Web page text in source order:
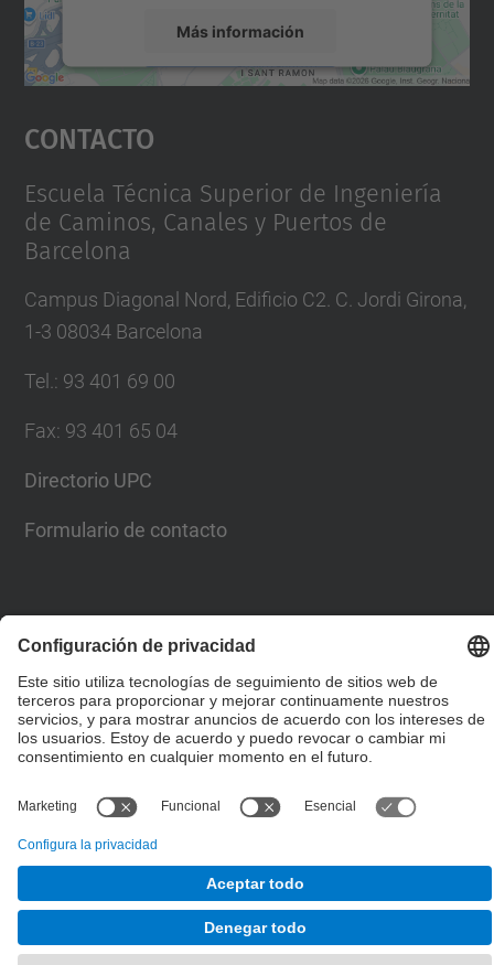
Más información
Aceptar
powered by
Contacto
Escuela Técnica Superior de Ingeniería
de Caminos, Canales y Puertos de
Barcelona
Campus Diagonal Nord, Edificio C2. C. Jordi Girona,
1-3 08034 Barcelona
Tel. : 93 401 69 00
Fax: 93 401 65 04
Directorio UPC
Formulario de contacto
© UPCEscuela Técnica Superior de Ingenieros de Caminos,
Canales y Puertos de Barcelona
Desarrollado con
Aviso legal
Configuración de privacidad